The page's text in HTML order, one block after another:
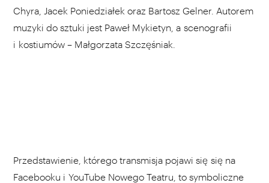
Chyra, Jacek Poniedziałek oraz Bartosz Gelner. Autorem
muzyki do sztuki jest Paweł Mykietyn, a scenografii
i kostiumów – Małgorzata Szczęśniak.
Przedstawienie, którego transmisja pojawi się się na
Facebooku i YouTube Nowego Teatru, to symboliczne